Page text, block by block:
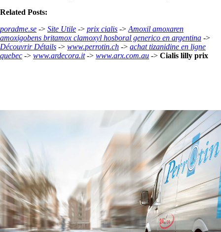
Related Posts:
poradme.se -> Site Utile -> prix cialis -> Amoxil amoxaren
amoxigobens britamox clamoxyl hosboral generico en argentina ->
Découvrir Détails -> www.perrotin.ch -> achat tizanidine en ligne
quebec -> www.ardecora.it-> www.arx.com.au -> Cialis lilly prix